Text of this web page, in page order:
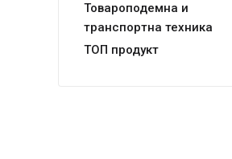
Товароподемна и
транспортна техника
ТОП продукт